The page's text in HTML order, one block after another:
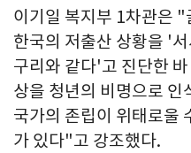
이기일 복지부 1차관은 "
한국의 저출산 상황을 '
구리와 같다'고 진단한
상을 청년의 비명으로
국가의 존립이 위태로울
가 있다"고 강조했다.